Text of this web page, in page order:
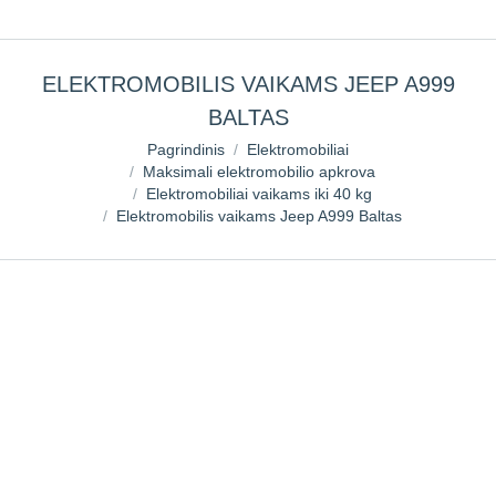
ELEKTROMOBILIS VAIKAMS JEEP A999
BALTAS
Pagrindinis
Elektromobiliai
Maksimali elektromobilio apkrova
Elektromobiliai vaikams iki 40 kg
Elektromobilis vaikams Jeep A999 Baltas